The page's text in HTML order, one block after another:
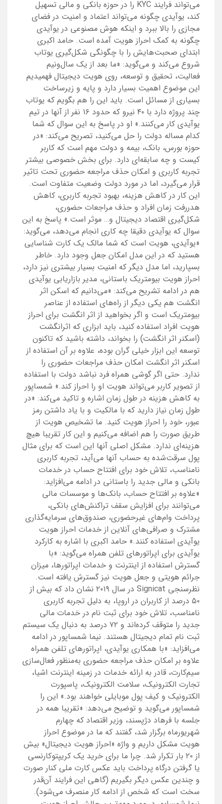
می‌تواند فرایند KYC را در حوزه بانکی و مالی تسهیل
کند، یوآیدی چگونه می‌تواند اعتماد و امنیت در فضای
مجازی را بالا ببرد و اینکه هوش مصنوعی در یوآیدی
چگونه به کمک احراز هویت آمده است. حامد اکبری
ابتدای صحبت‌هایش را با چگونگی شکل‌گیری یوتاب
شروع می‌کند و می‌گوید: «ما بعد از یک سال‌ونیم
فعالیت، تحقیق و توسعه، روی هویت دیجیتال فهمیدیم
این موضوع اهمیت بسیار دارد و پایه و زیرساخت
بسیاری از مسائل است. باید این را هم بگویم که یوتاب
چند پروژه دارد با ۴۰ نیرو که حدود ۱۶ نفر از آنها در تیم
یوآیدی کار می‌کنند.» او در پاسخ به این سوال که شما
کدام مساله دولت را حل می‌کنید، تصریح می‌کند: «در
حوزه بورس، بانک، بیمه و دولت مهم است که کاربر
کیست و چه سابقه‌ای دارد. برای بخش خصوصی بیشتر
تجربه کاربری و امکان حذف مراجعه حضوری تحت تاثیر
قرار می‌گیرد، اما در مورد دولت وضعیت متفاوت است.
این کار در کاهش هزینه، بهبود تجربه کاربری، کاهش
هدررفت زمان افراد و حذف مراجعات حضوری،
شکل‌گیری اقتصاد دیجیتال و… موثر است.» پاسخ به این
سوال که یوآیدی دقیقا چه کاری انجام می‌دهد، می‌گوید:
«یوآیدی، هویت است که شما مالک یک کارت شناسایی
هستید که در این مدل امکان جعل وجود دارد. خاطر
بسپارید، اما مدل دیگر که امنیت بسیار بیشتری نیز دارد،
احراز هویت بیومتریک باستانی، مدیر بازاریابی یوآیدی
هم در ادامه تشریح می‌کند: «می‌دانیم که اسکن اثر
انگشت هم یکی دیگر از راه‌های استفاده از عناصر
بیومتریک است و اگر بخواهید از اثر انگشت برای احراز
هویت افراد استفاده کنید، باید ابزاری که اثرانگشت
(اسکنر اثر انگشت) را بخواند، داشته باشید که تاکنون
توسعه این ابزار خیلی گران بوده، علاوه بر آن استفاده از
اسکنر اثر انگشت امکان حذف مراجعات حضوری را
ندارد. حتی اگر گوشی همراه فرد نباشد دولت با استفاده
از تصویر کاربر می‌تواند هویت او را احراز کند.» شمساپور
به کاهش هزینه در طول زمان اشاره و تاکید می‌کند: «در
طول زمان نیاز دارید که با مالکیت و با یاد داشتن رمز
عبور، خود را احراز هویت کنید. ما تشخیص هویت از
طریق صورت را هم اضافه می‌کنیم و این کار تقریبا هیچ
هزینه‌ای ندارد. مشکل اصلی آنها این است که برای مثال
پول سرقت‌شده به حساب آنها می‌آید، تجربه کاربری
نامناسب، تلاش خود برای افتتاح حساب در خدمات
بانکی و مالی جدید را باستانی در ادامه می‌افزاید:
«علاوه بر افتتاح حساب، بانک‌ها و موسسات مالی
می‌توانند برای افزایش سقف تراکنش‌های بانکی،
پرداخت وام‌های غیرحضوری، صندوق‌های سرمایه‌گذاری
مشترک و صرافی‌های آنلاین از خدمات احراز هویت
یوآیدی استفاده کنند.» حامد اکبری با اشاره به کارکرد
یوآیدی برای اپراتورهای تلفن همراه می‌گوید: «با
گسترش استفاده از اینترنت و خدمات اپراتورها، میزان
جرائم هویتی و جعل هویت نیز گسترش یافته است.
نظرسنجی Signicat در سال ۲۰۱۹ نشان داد که بیش از
۵۰ درصد از کاربران در اروپا، به دلیل تجربه کاربری
نامناسب، تلاش خود برای ثبت نام در خدمات مالی
جدید را متوقف کرده‌اند و ۷۲ درصد به دنبال یک سیستم
ثبت نام تمام دیجیتال هستند. نیما شمساپور در ادامه
می‌افزاید: «با همکاری یوآیدی، اپراتورهای تلفن همراه
علاوه بر امکان حذف مراجعه حضوری به‌منظور فعال‌سازی
سیم‌کارت، قادر به ارائه خدمات در زمینه اینترنت اشیا،
تجارت الکترونیک، سلامت الکترونیک، پاسپورت
الکترونیک و کیف پول موبایلی خواهند بود.» این را
شمساپور می‌گوید و توضیح می‌دهد: «تقریبا همه در
جلسه با فرهاد دژپسند، وزیر اقتصاد که چهارم
شهریورماه برگزار شد، گفتند که ما در موضوع احراز
هویت مشکل داریم و واژه «احراز هویت دیجیتال» بیش
از ۲۰ بار تکرار شد. چرا ما برای خرید یک کریپتوکارنسی
یا گرفتن درگاه پرداخت باید عکس کارت ملی کنار صورت
و چندین عکس دیگر بگیریم (گاهی این فرایند آن‌قدر
سخت است که شخص از ادامه کار منصرف می‌شود).